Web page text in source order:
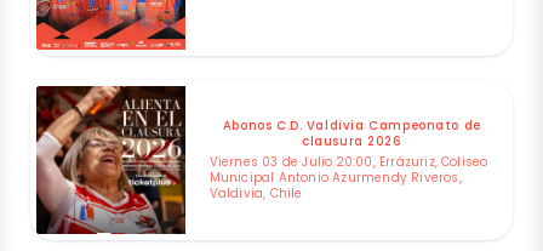
Abonos C.D. Valdivia Campeonato de
clausura 2026
Viernes 03 de Julio 20:00, Errázuriz, Coliseo
Municipal Antonio Azurmendy Riveros,
Valdivia, Chile